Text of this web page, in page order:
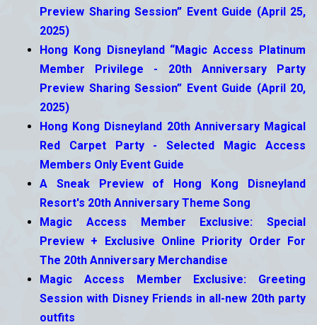
Preview Sharing Session” Event Guide (April 25,
2025)
Hong Kong Disneyland “Magic Access Platinum
Member Privilege - 20th Anniversary Party
Preview Sharing Session” Event Guide (April 20,
2025)
Hong Kong Disneyland 20th Anniversary Magical
Red Carpet Party - Selected Magic Access
Members Only Event Guide
A Sneak Preview of Hong Kong Disneyland
Resort's 20th Anniversary Theme Song
Magic Access Member Exclusive: Special
Preview + Exclusive Online Priority Order For
The 20th Anniversary Merchandise
Magic Access Member Exclusive: Greeting
Session with Disney Friends in all-new 20th party
outfits